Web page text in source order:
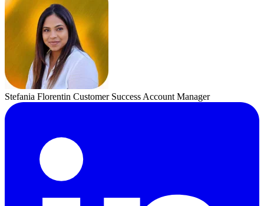
Stefania Florentin Customer Success Account Manager